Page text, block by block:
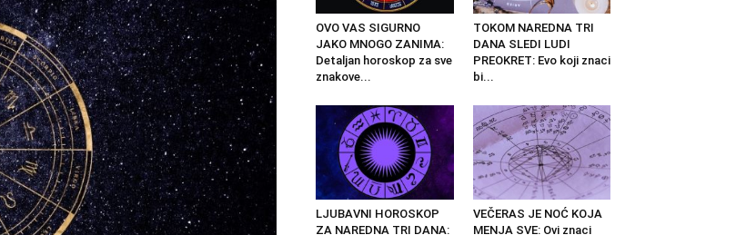
OVO VAS SIGURNO
JAKO MNOGO ZANIMA:
Detaljan horoskop za sve
znakove...
TOKOM NAREDNA TRI
DANA SLEDI LUDI
PREOKRET: Evo koji znaci
bi...
LJUBAVNI HOROSKOP
ZA NAREDNA TRI DANA:
VEČERAS JE NOĆ KOJA
MENJA SVE: Ovi znaci